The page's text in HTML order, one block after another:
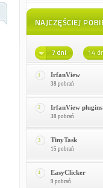
1 IrfanView
38 pobrań
2 IrfanView plugins
38 pobrań
3 TinyTask
15 pobrań
4 EasyClicker
9 pobrań